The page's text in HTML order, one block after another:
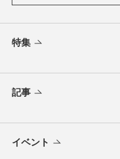
特集
記事
イベント